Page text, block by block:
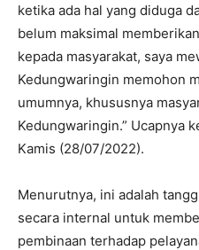
ketika ada hal yang diduga
belum maksimal
kepada masyarakat, saya
Kedungwaringin memohon
umumnya, khususnya
Kedungwaringin.” Ucapnya
Kamis (28/07/2022).
Menurutnya, ini adalah
secara internal untuk
pembinaan terhadap